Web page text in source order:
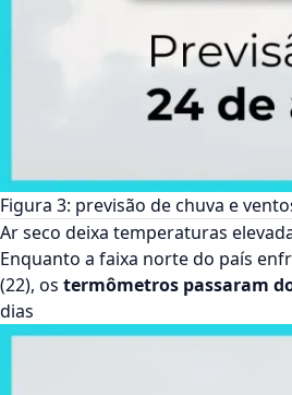
Figura 3: previsão de chuva e
Ar seco deixa temperaturas
Enquanto a faixa norte do país
(22), os termômetros passaram
dias